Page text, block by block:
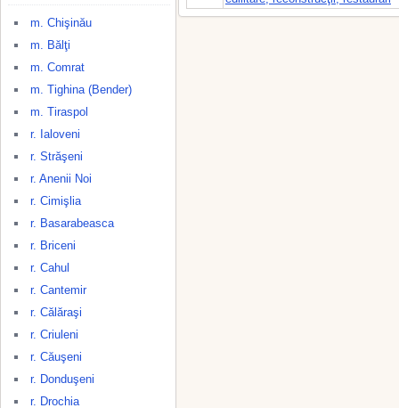
m. Chişinău
m. Bălţi
m. Comrat
m. Tighina (Bender)
m. Tiraspol
r. Ialoveni
r. Străşeni
r. Anenii Noi
r. Cimişlia
r. Basarabeasca
r. Briceni
r. Cahul
r. Cantemir
r. Călăraşi
r. Criuleni
r. Căuşeni
r. Donduşeni
r. Drochia